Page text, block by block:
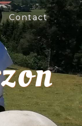
Contact